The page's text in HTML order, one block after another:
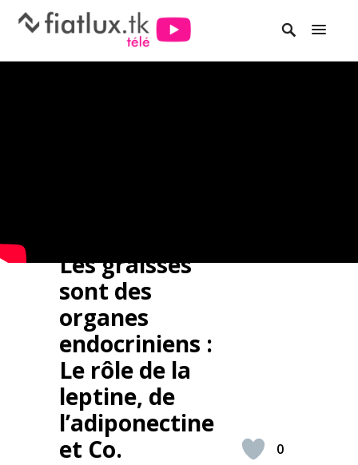
Les graisses
sont des
organes
endocriniens :
Le rôle de la
leptine, de
l’adiponectine
et Co.
0